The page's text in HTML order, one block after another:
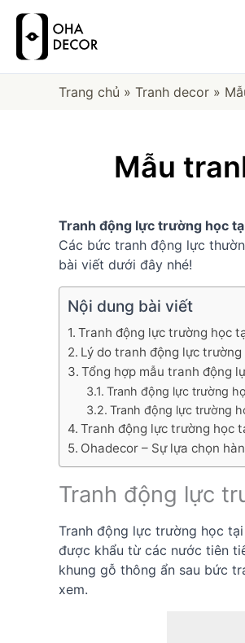
Trang chủ » Tranh decor »
Mẫu
Tranh động lực trường học
Các bức tranh động lực
bài viết dưới đây nhé!
Nội dung bài viết
Tranh động lực trường học
Lý do tranh động lực
Tổng hợp mẫu tranh động
Tranh động lực trường
Tranh động lực trường
Tranh động lực trường học
Ohadecor – Sự lựa chọn
Tranh động lực
Tranh động lực trường học
được khẩu từ các nước tiên
khung gỗ thông ẩn sau bức
xem.